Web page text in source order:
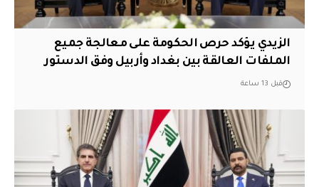
الزيدي يؤكد حرص الحكومة على معالجة جميع
الملفات العالقة بين بغداد وأربيل وفق الدستور
قبل 13 ساعة